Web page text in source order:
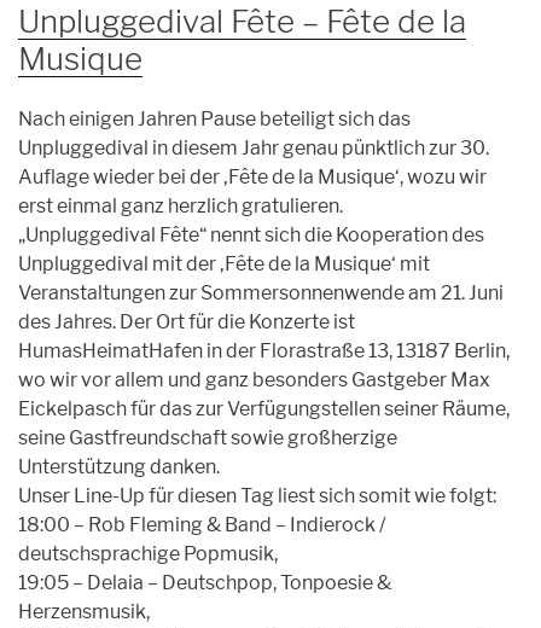
Unpluggedival Fête – Fête de la
Musique
Nach einigen Jahren Pause beteiligt sich das
Unpluggedival in diesem Jahr genau pünktlich zur 30.
Auflage wieder bei der ‚Fête de la Musique‘, wozu wir
erst einmal ganz herzlich gratulieren.
„Unpluggedival Fête“ nennt sich die Kooperation des
Unpluggedival mit der ‚Fête de la Musique‘ mit
Veranstaltungen zur Sommersonnenwende am 21. Juni
des Jahres. Der Ort für die Konzerte ist
HumasHeimatHafen in der Florastraße 13, 13187 Berlin,
wo wir vor allem und ganz besonders Gastgeber Max
Eickelpasch für das zur Verfügungstellen seiner Räume,
seine Gastfreundschaft sowie großherzige
Unterstützung danken.
Unser Line-Up für diesen Tag liest sich somit wie folgt:
18:00 – Rob Fleming & Band – Indierock /
deutschsprachige Popmusik,
19:05 – Delaia – Deutschpop, Tonpoesie &
Herzensmusik,